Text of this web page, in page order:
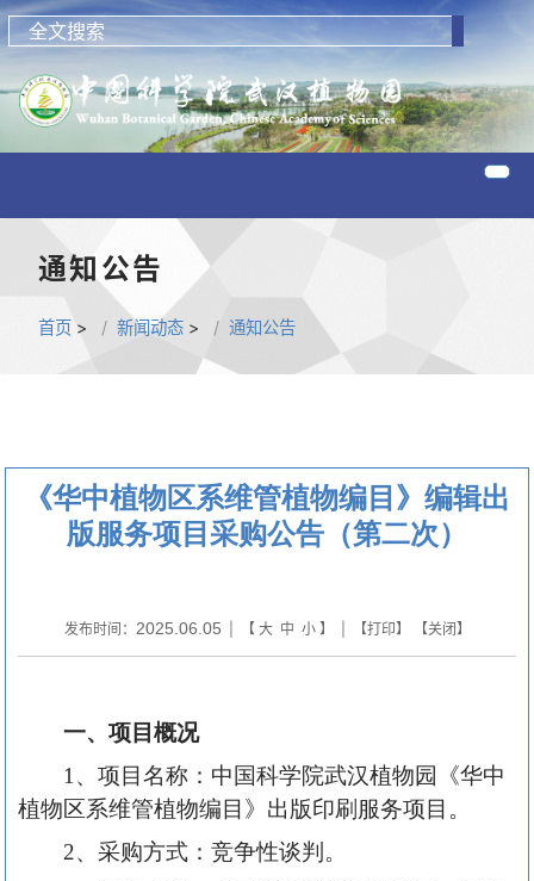
通知公告
首页 > 新闻动态 > 通知公告
《华中植物区系维管植物编目》编辑出
版服务项目采购公告（第二次）
发布时间： 2025.06.05 | 【 大 中 小】 | 【打印】 【关闭】
一、项目概况
1、项目名称：中国科学院武汉植物园《华中
植物区系维管植物编目》出版印刷服务项目。
2、采购方式：竞争性谈判。